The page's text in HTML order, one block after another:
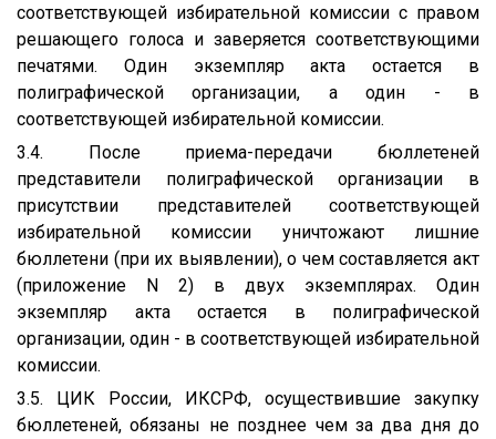
соответствующей избирательной комиссии с правом
решающего голоса и заверяется соответствующими
печатями. Один экземпляр акта остается в
полиграфической организации, а один - в
соответствующей избирательной комиссии.
3.4. После приема-передачи бюллетеней
представители полиграфической организации в
присутствии представителей соответствующей
избирательной комиссии уничтожают лишние
бюллетени (при их выявлении), о чем составляется акт
(приложение N 2) в двух экземплярах. Один
экземпляр акта остается в полиграфической
организации, один - в соответствующей избирательной
комиссии.
3.5. ЦИК России, ИКСРФ, осуществившие закупку
бюллетеней, обязаны не позднее чем за два дня до